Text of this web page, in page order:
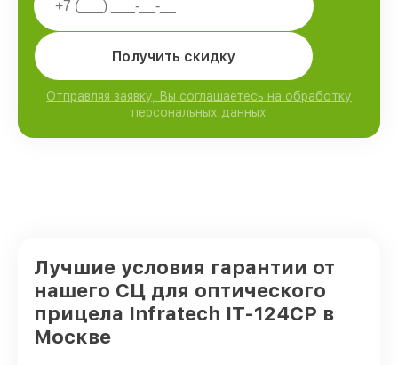
Получить скидку
Отправляя заявку, Вы соглашаетесь на обработку
персональных данных
Лучшие условия гарантии от
нашего СЦ для оптического
прицела Infratech IT-124CP в
Москве